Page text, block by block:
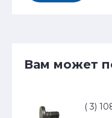
Вам может
( 3)